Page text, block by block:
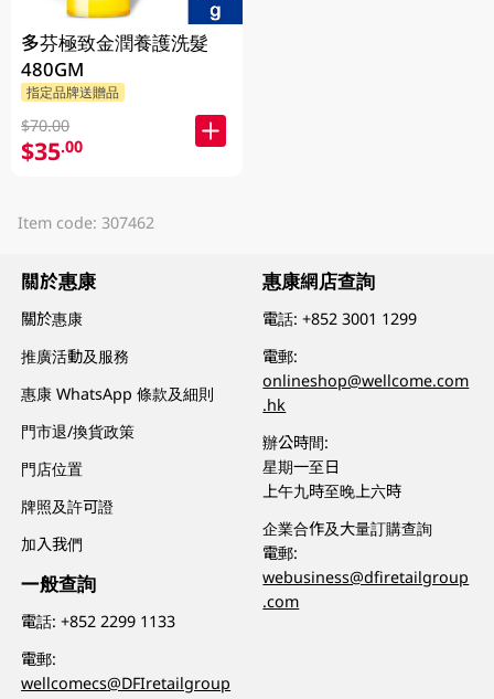
多芬極致金潤養護洗髮
480GM
指定品牌送贈品
$70.00
$35.00
Item code: 307462
關於惠康
關於惠康
推廣活動及服務
惠康 WhatsApp 條款及細則
門市退/換貨政策
門店位置
牌照及許可證
加入我們
一般查詢
電話:+852 2299 1133
電郵:
wellcomecs@DFIretailgroup
惠康網店查詢
電話:+852 3001 1299
電郵:
onlineshop@wellcome.com
.hk
辦公時間:
星期一至日
上午九時至晚上六時
企業合作及大量訂購查詢
電郵:
webusiness@dfiretailgroup
.com